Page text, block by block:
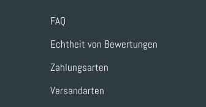
FAQ
Echtheit von Bewertungen
Zahlungsarten
Versandarten